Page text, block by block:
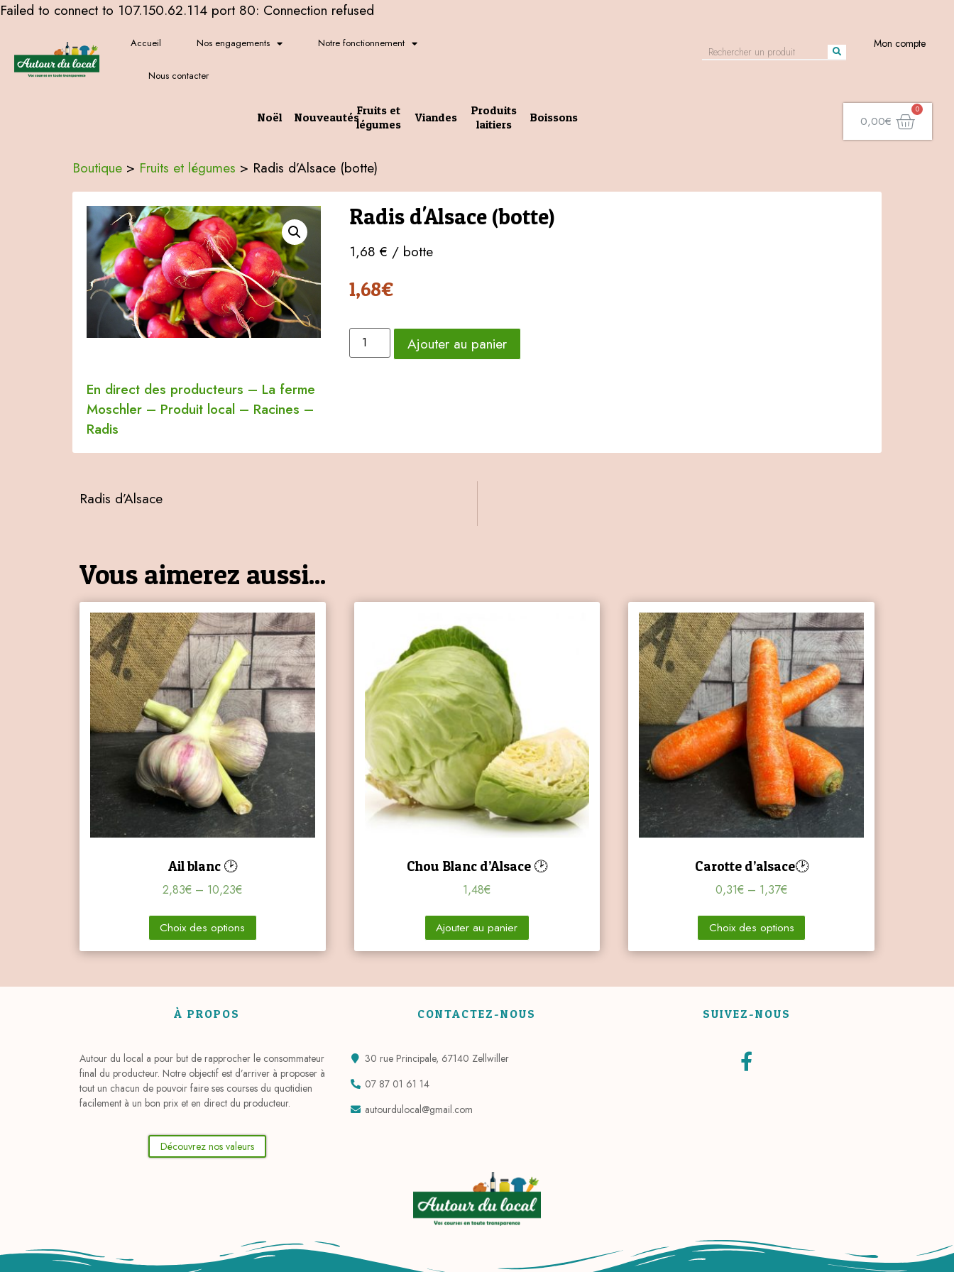
Failed to connect to 107.150.62.114 port 80: Connection refused
Accueil Nos engagements Notre fonctionnement
Nous contacter
Mon compte
Noël NouveautésFruits et
légumes
Viandes
Produits
laitiers
Boissons 0,00€
Boutique > Fruits et légumes > Radis d’Alsace (botte)
En direct des producteurs – La ferme
Moschler – Produit local – Racines –
Radis
Radis d'Alsace (botte)
1,68 € / botte
1,68€
Ajouter au panier
Radis d’Alsace
Vous aimerez aussi...
Ail blanc 🕑
2,83€ – 10,23€
Choix des options
Chou Blanc d’Alsace 🕑
1,48€
Ajouter au panier
Carotte d’alsace🕑
0,31€ – 1,37€
Choix des options
À PROPOS
Autour du local a pour but de rapprocher le consommateur
final du producteur. Notre objectif est d’arriver à proposer à
tout un chacun de pouvoir faire ses courses du quotidien
facilement à un bon prix et en direct du producteur.
Découvrez nos valeurs
CONTACTEZ-NOUS
30 rue Principale, 67140 Zellwiller
07 87 01 61 14
autourdulocal@gmail.com
SUIVEZ-NOUS